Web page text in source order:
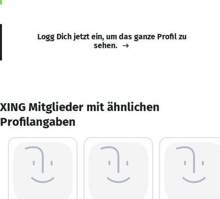
Logg Dich jetzt ein, um das ganze Profil zu
sehen.
XING Mitglieder mit ähnlichen
Profilangaben